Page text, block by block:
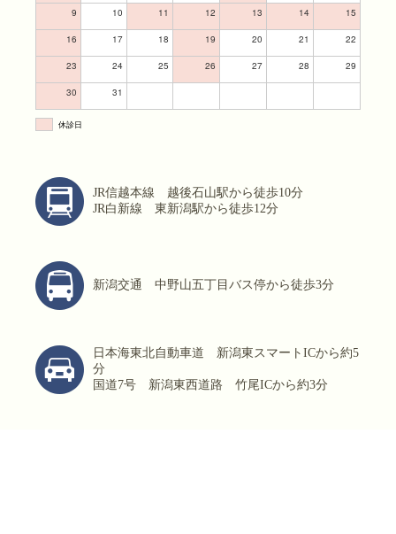
9 10 11 12 13 14 15
16 17 18 19 20 21 22
23 24 25 26 27 28 29
30 31
休診日
JR信越本線 越後石山駅から徒歩10分
JR白新線 東新潟駅から徒歩12分
新潟交通 中野山五丁目バス停から徒歩3分
日本海東北自動車道 新潟東スマートICから約5
分
国道7号 新潟東西道路 竹尾ICから約3分